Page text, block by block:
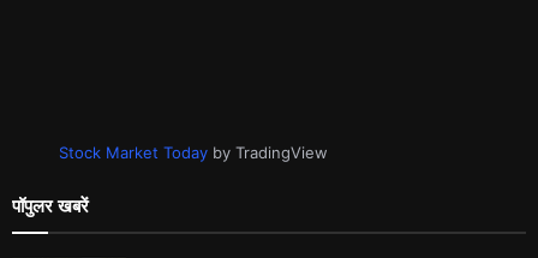
Stock Market Today by TradingView
पॉपुलर खबरें